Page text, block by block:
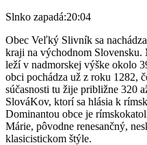
Slnko zapadá:20:04
Obec Veľký Slivník sa
kraji na východnom Slovensku.
leží v nadmorskej výške okolo
obci pochádza už z roku 1282,
súčasnosti tu žije približne 320
SlováKov, ktorí sa hlásia k
Dominantou obce je
Márie, pôvodne renesančný,
klasicistickom štýle.